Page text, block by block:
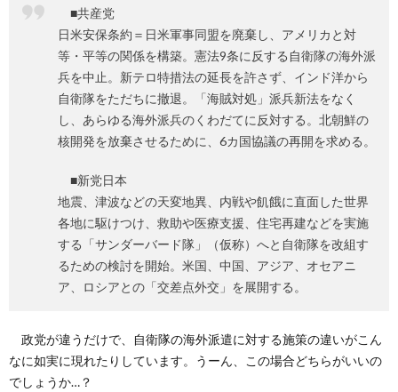
■共産党
日米安保条約＝日米軍事同盟を廃棄し、アメリカと対
等・平等の関係を構築。憲法9条に反する自衛隊の海外派
兵を中止。新テロ特措法の延長を許さず、インド洋から
自衛隊をただちに撤退。「海賊対処」派兵新法をなく
し、あらゆる海外派兵のくわだてに反対する。北朝鮮の
核開発を放棄させるために、6カ国協議の再開を求める。
■新党日本
地震、津波などの天変地異、内戦や飢餓に直面した世界
各地に駆けつけ、救助や医療支援、住宅再建などを実施
する「サンダーバード隊」（仮称）へと自衛隊を改組す
るための検討を開始。米国、中国、アジア、オセアニ
ア、ロシアとの「交差点外交」を展開する。
政党が違うだけで、自衛隊の海外派遣に対する施策の違いがこん
なに如実に現れたりしています。うーん、この場合どちらがいいの
でしょうか…？